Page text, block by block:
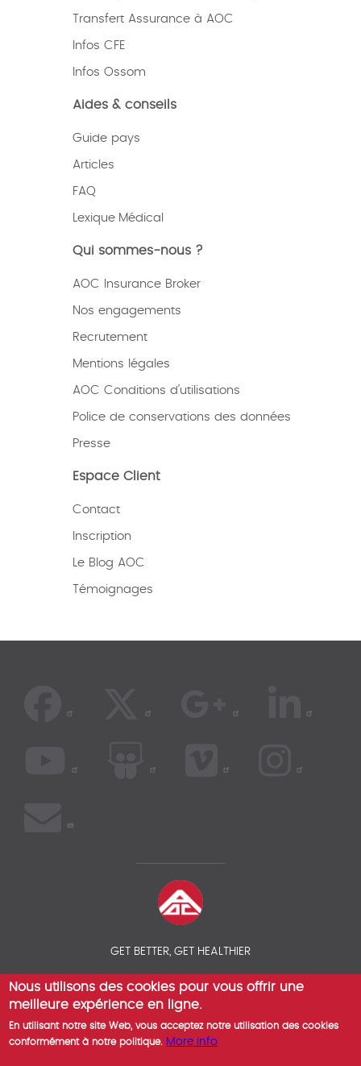
Transfert Assurance à AOC
Infos CFE
Infos Ossom
Aides & conseils
Guide pays
Articles
FAQ
Lexique Médical
Qui sommes-nous ?
AOC Insurance Broker
Nos engagements
Recrutement
Mentions légales
AOC Conditions d’utilisations
Police de conservations des données
Presse
Espace Client
Contact
Inscription
Le Blog AOC
Témoignages
GET BETTER, GET HEALTHIER
© 2026 COMPAREZ VOS ASSURANCES SANTÉ EXPATRIÉS - AOC
INSURANCE BROKER
Nous utilisons des cookies pour vous offrir une
meilleure expérience en ligne.
En utilisant notre site Web, vous acceptez notre utilisation des cookies
conformément à notre politique. More info